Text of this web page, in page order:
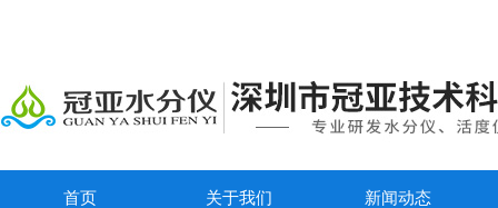
首页 关于我们 新闻动态